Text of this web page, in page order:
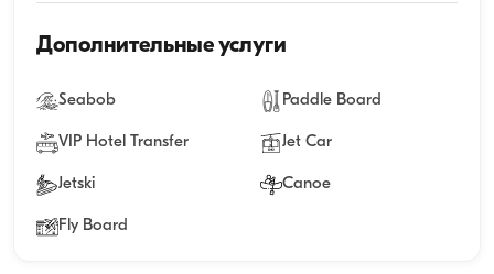
Дополнительные услуги
Seabob Paddle Board
VIP Hotel Transfer Jet Car
Jetski Canoe
Fly Board